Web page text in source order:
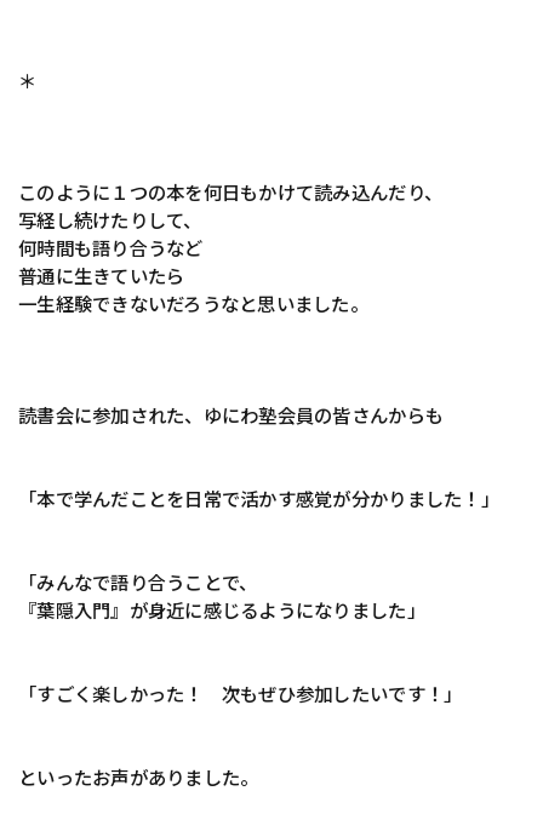
＊
このように１つの本を何日もかけて読み込んだり、
写経し続けたりして、
何時間も語り合うなど
普通に生きていたら
一生経験できないだろうなと思いました。
読書会に参加された、ゆにわ塾会員の皆さんからも
「本で学んだことを日常で活かす感覚が分かりました！」
「みんなで語り合うことで、
『葉隠入門』が身近に感じるようになりました」
「すごく楽しかった！ 次もぜひ参加したいです！」
といったお声がありました。